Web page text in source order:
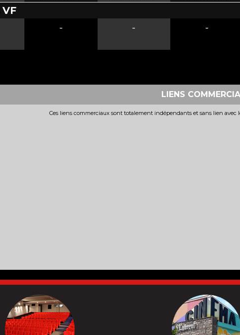
VF
- - -
LIENS
Ces liens commerciaux sont totalement indépendants et sans lien